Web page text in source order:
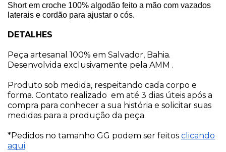
Short em croche 100% algodão feito a mão com vazados
laterais e cordão para ajustar o cós.
DETALHES
Peça artesanal 100% em Salvador, Bahia.
Desenvolvida exclusivamente pela AMM .
Produto sob medida, respeitando cada corpo e
forma. Contato realizado em até 3 dias úteis após a
compra para conhecer a sua história e solicitar suas
medidas para a produção da peça.
*Pedidos no tamanho GG podem ser feitos clicando
aqui.